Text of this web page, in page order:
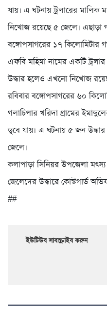
যায়। এ ঘটনায় ট্রলারের
নিখোজ রয়েছে ৫ জেলে। এছাড়া
বঙ্গোপসাগরের ১৭ কিলোমিটার
এফবি মহিমা নামের একটি
উদ্ধার হলেও এখনো নিখোজ
রবিবার বঙ্গোপসাগরের ৬০
গলাচিপার খরিদা গ্রামের
ডুবে যায়। এ ঘটনায় ৫ জন
জেলে।
কলাপাড়া সিনিয়র উপজেলা
জেলেদের উদ্ধারে কোস্টগার্ড
##
ইউটিউব সাবস্ক্রাইব করুন